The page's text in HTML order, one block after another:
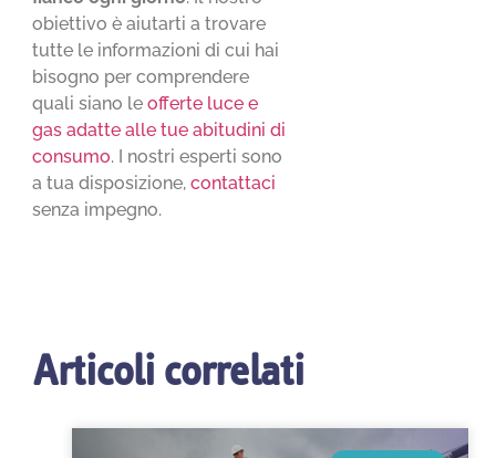
obiettivo è aiutarti a trovare
tutte le informazioni di cui hai
bisogno per comprendere
quali siano leofferte luce e
gas adatte alle tue abitudini di
consumo. I nostri esperti sono
a tua disposizione,contattaci
senza impegno.
Articoli correlati